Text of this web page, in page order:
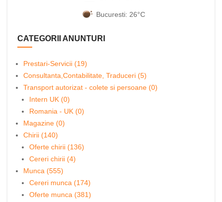
Bucuresti: 26°C
CATEGORII ANUNTURI
Prestari-Servicii (19)
Consultanta,Contabilitate, Traduceri (5)
Transport autorizat - colete si persoane (0)
Intern UK (0)
Romania - UK (0)
Magazine (0)
Chirii (140)
Oferte chirii (136)
Cereri chirii (4)
Munca (555)
Cereri munca (174)
Oferte munca (381)